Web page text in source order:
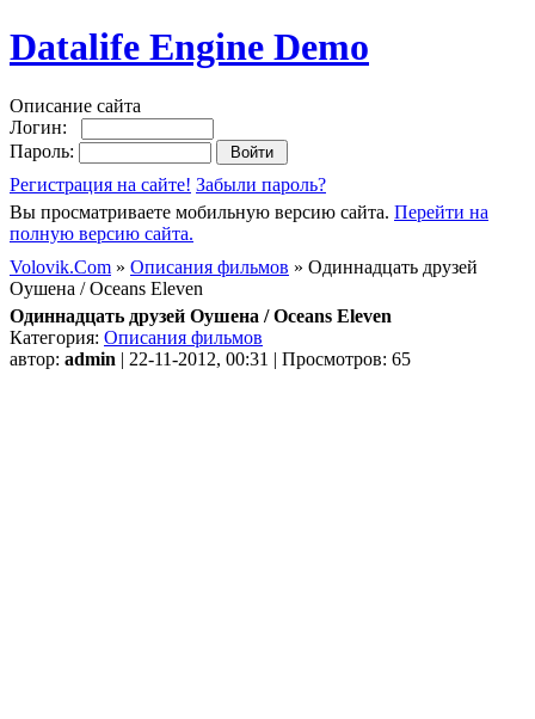
Datalife Engine Demo
Описание сайта
Логин:
Пароль:
Регистрация на сайте! Забыли пароль?
Вы просматриваете мобильную версию сайта. Перейти на
полную версию сайта.
Volovik.Com » Описания фильмов » Одиннадцать друзей
Оушена / Oceans Eleven
Одиннадцать друзей Оушена / Oceans Eleven
Категория: Описания фильмов
автор: admin | 22-11-2012, 00:31 | Просмотров: 65